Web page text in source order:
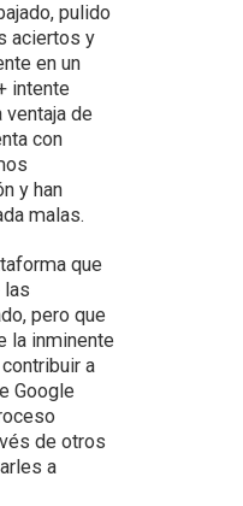
pulido
aciertos y
en un
intente
ventaja de
con
y han
malas.
que
las
pero que
la inminente
a
Google
de otros
a